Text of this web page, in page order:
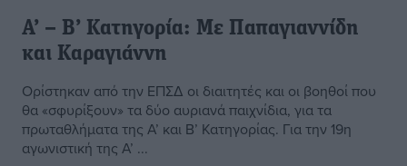
Α’ – Β’ Κατηγορία: Με Παπαγιαννίδη
και Καραγιάννη
Ορίστηκαν από την ΕΠΣΔ οι διαιτητές και οι βοηθοί που
θα «σφυρίξουν» τα δύο αυριανά παιχνίδια, για τα
πρωταθλήματα της Α’ και Β’ Κατηγορίας. Για την 19η
αγωνιστική της Α’ ...